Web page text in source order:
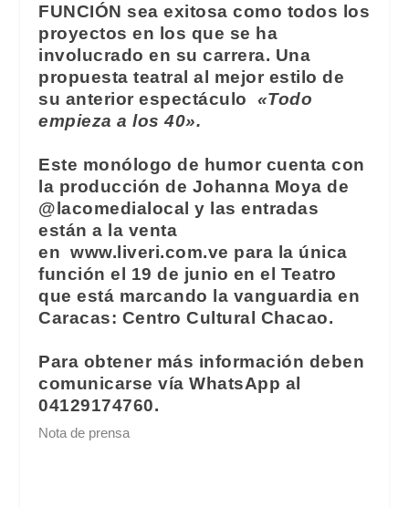
FUNCIÓN sea exitosa como todos los
proyectos en los que se ha
involucrado en su carrera. Una
propuesta teatral al mejor estilo de
su anterior espectáculo «Todo
empieza a los 40».
Este monólogo de humor cuenta con
la producción de Johanna Moya de
@lacomedialocal y las entradas
están a la venta
enwww.liveri.com.ve para la única
función el 19 de junio en el Teatro
que está marcando la vanguardia en
Caracas: Centro Cultural Chacao.
Para obtener más información deben
comunicarse vía WhatsApp al
04129174760.
Nota de prensa